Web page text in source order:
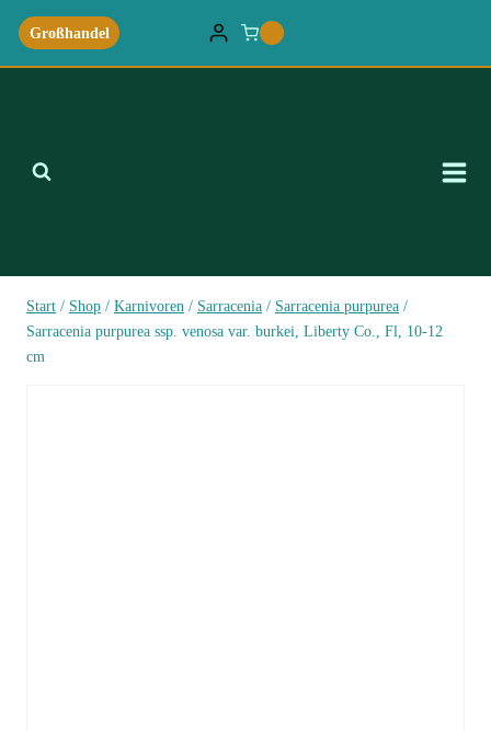
Zum
Inhalt
springen
Großhandel
Start / Shop / Karnivoren / Sarracenia / Sarracenia purpurea /
Sarracenia purpurea ssp. venosa var. burkei, Liberty Co., Fl, 10-12
cm